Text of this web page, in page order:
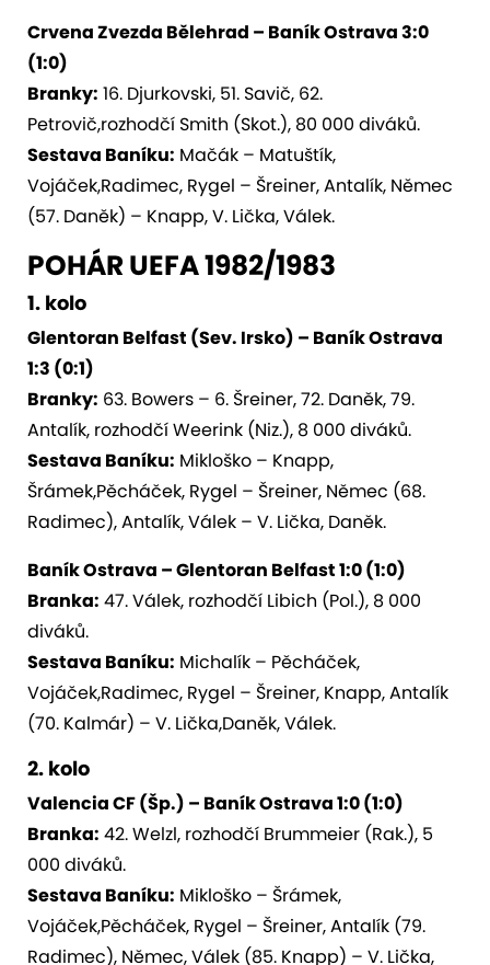
Crvena Zvezda Bělehrad – Baník Ostrava 3:0
(1:0)
Branky: 16. Djurkovski, 51. Savič, 62.
Petrovič,rozhodčí Smith (Skot.), 80 000 diváků.
Sestava Baníku: Mačák – Matuštík,
Vojáček,Radimec, Rygel – Šreiner, Antalík, Němec
(57. Daněk) – Knapp, V. Lička, Válek.
POHÁR UEFA 1982/1983
1. kolo
Glentoran Belfast (Sev. Irsko) – Baník Ostrava
1:3 (0:1)
Branky: 63. Bowers – 6. Šreiner, 72. Daněk, 79.
Antalík, rozhodčí Weerink (Niz.), 8 000 diváků.
Sestava Baníku: Mikloško – Knapp,
Šrámek,Pěcháček, Rygel – Šreiner, Němec (68.
Radimec), Antalík, Válek – V. Lička, Daněk.
Baník Ostrava – Glentoran Belfast 1:0 (1:0)
Branka: 47. Válek, rozhodčí Libich (Pol.), 8 000
diváků.
Sestava Baníku: Michalík – Pěcháček,
Vojáček,Radimec, Rygel – Šreiner, Knapp, Antalík
(70. Kalmár) – V. Lička,Daněk, Válek.
2. kolo
Valencia CF (Šp.) – Baník Ostrava 1:0 (1:0)
Branka: 42. Welzl, rozhodčí Brummeier (Rak.), 5
000 diváků.
Sestava Baníku: Mikloško – Šrámek,
Vojáček,Pěcháček, Rygel – Šreiner, Antalík (79.
Radimec), Němec, Válek (85. Knapp) – V. Lička,